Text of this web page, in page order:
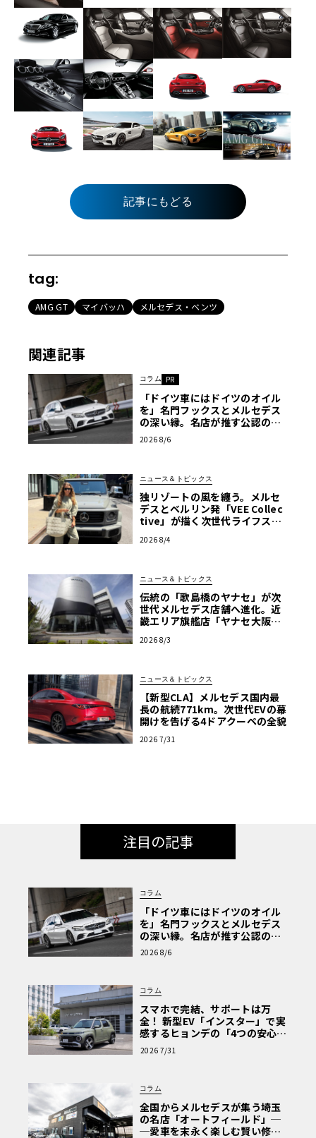
記事にもどる
tag:
AMG GT マイバッハ メルセデス・ベンツ
関連記事
コラム PR
「ドイツ車にはドイツのオイル
を」名門フックスとメルセデス
の深い縁。名店が推す公認の安
心と、Cクラスで味わうシルキー
な走り〈PR〉
2026 8/6
ニュース＆トピックス
独リゾートの風を纏う。メルセ
デスとベルリン発「VEE Collec
tive」が描く次世代ライフスタ
2026 8/4
ニュース＆トピックス
伝統の「歌島橋のヤナセ」が次
世代メルセデス店舗へ進化。近
畿エリア旗艦店「ヤナセ大阪支
2026 8/3
ニュース＆トピックス
【新型CLA】メルセデス国内最
長の航続771km。次世代EVの幕
開けを告げる4ドアクーペの全貌
2026 7/31
注目の記事
コラム
「ドイツ車にはドイツのオイル
を」名門フックスとメルセデス
の深い縁。名店が推す公認の安
心と、Cクラスで味わうシルキー
な走り〈PR〉
2026 8/6
コラム
スマホで完結、サポートは万
全！ 新型EV「インスター」で実
感するヒョンデの「4つの安心」
【第1回・ヒョンデ6つの疑問：
Why? Hyundai?】〈PR〉
2026 7/31
コラム
全国からメルセデスが集う埼玉
の名店「オートフィールド」─
─愛車を末永く楽しむ賢い修理